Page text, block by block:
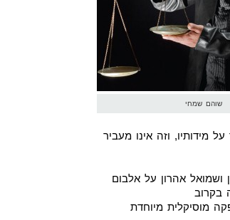
שוהם שמחי
מידותיו, וזה אינו מעביר
אהרון על אלבום
בקרוב
מוסיקלית מיוחדת